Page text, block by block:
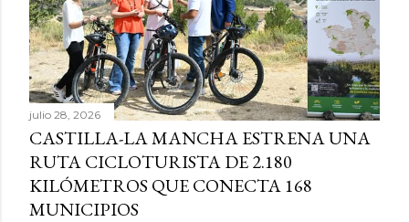
julio 28, 2026
CASTILLA-LA MANCHA ESTRENA UNA
RUTA CICLOTURISTA DE 2.180
KILÓMETROS QUE CONECTA 168
MUNICIPIOS